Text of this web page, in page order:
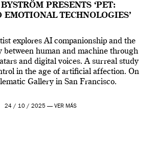
PRESENTS ‘PET:
EMOTIONAL TECHNOLOGIES’
explores AI companionship and the
between human and machine through
and digital voices. A surreal study
in the age of artificial affection. On
Gallery in San Francisco.
24 / 10 / 2025 — VER MÁS